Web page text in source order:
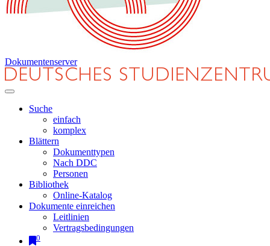
Dokumentenserver
Suche
einfach
komplex
Blättern
Dokumenttypen
Nach DDC
Personen
Bibliothek
Online-Katalog
Dokumente einreichen
Leitlinien
Vertragsbedingungen
0